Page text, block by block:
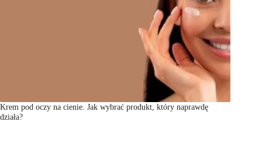
Krem pod oczy na cienie. Jak wybrać produkt, który naprawdę
działa?